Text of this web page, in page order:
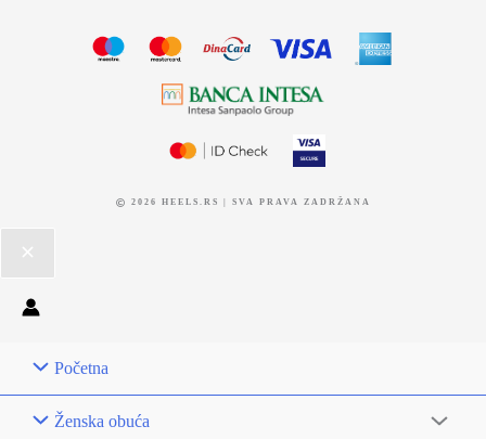
2026 HEELS.RS | SVA PRAVA ZADRŽANA
Početna
Ženska obuća